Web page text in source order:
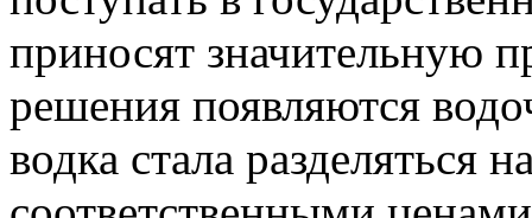
приносят значительную
решения появляются
водка стала разделяться